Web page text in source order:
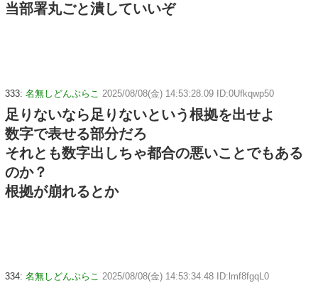
当部署丸ごと潰していいぞ
333: 名無しどんぶらこ 2025/08/08(金) 14:53:28.09 ID:0Ufkqwp50
足りないなら足りないという根拠を出せよ
数字で表せる部分だろ
それとも数字出しちゃ都合の悪いことでもある
のか？
根拠が崩れるとか
334: 名無しどんぶらこ 2025/08/08(金) 14:53:34.48 ID:lmf8fgqL0